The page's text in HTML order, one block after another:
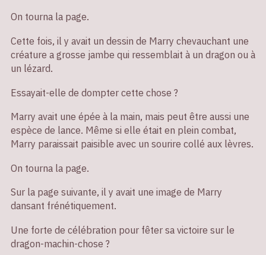
On tourna la page.
Cette fois, il y avait un dessin de Marry chevauchant une
créature a grosse jambe qui ressemblait à un dragon ou à
un lézard.
Essayait-elle de dompter cette chose ?
Marry avait une épée à la main, mais peut être aussi une
espèce de lance. Même si elle était en plein combat,
Marry paraissait paisible avec un sourire collé aux lèvres.
On tourna la page.
Sur la page suivante, il y avait une image de Marry
dansant frénétiquement.
Une forte de célébration pour fêter sa victoire sur le
dragon-machin-chose ?